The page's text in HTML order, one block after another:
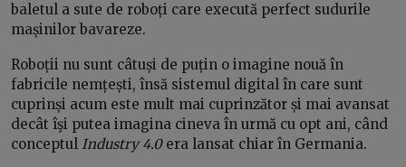
baletul a sute de roboți care execută perfect sudurile
mașinilor bavareze.
Roboții nu sunt câtuși de puțin o imagine nouă în
fabricile nemțești, însă sistemul digital în care sunt
cuprinși acum este mult mai cuprinzător și mai avansat
decât îşi putea imagina cineva în urmă cu opt ani, când
conceptul Industry 4.0era lansat chiar în Germania.